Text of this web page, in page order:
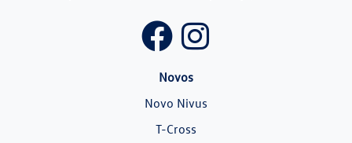
Novos
Novo Nivus
T-Cross